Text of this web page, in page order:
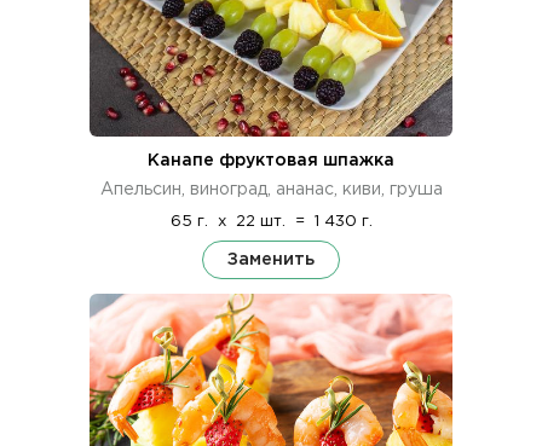
Канапе фруктовая шпажка
Апельсин, виноград, ананас, киви, груша
65 г. x 22 шт. = 1 430 г.
Заменить